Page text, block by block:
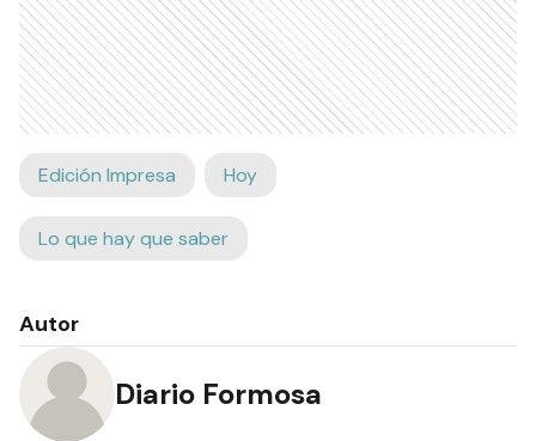
Edición Impresa Hoy
Lo que hay que saber
Autor
Diario Formosa